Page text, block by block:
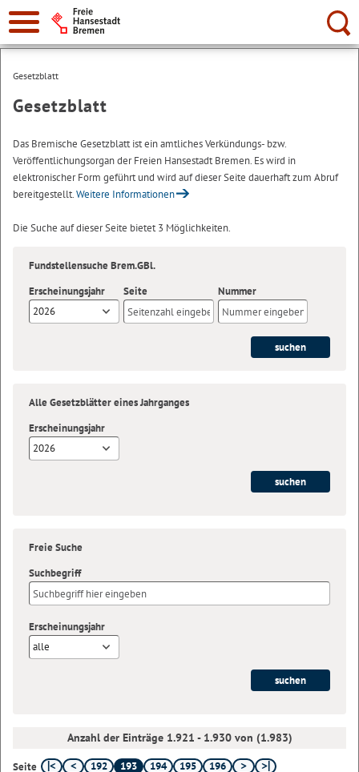
Suche:
Gesetzblatt
Gesetzblatt
Das Bremische Gesetzblatt ist ein amtliches Verkündungs- bzw.
Veröffentlichungsorgan der Freien Hansestadt Bremen. Es wird in
elektronischer Form geführt und wird auf dieser Seite dauerhaft zum Abruf
bereitgestellt.Weitere Informationen
Die Suche auf dieser Seite bietet 3 Möglichkeiten.
Fundstellensuche Brem.GBl.
Erscheinungsjahr
2026
Seite Nummer
Alle Gesetzblätter eines Jahrganges
Erscheinungsjahr
2026
Freie Suche
Suchbegriff
Erscheinungsjahr
alle
Anzahl der Einträge 1.921 - 1.930 von (1.983)
Seite 192 193 194 195
196